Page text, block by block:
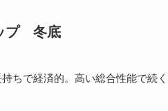
プ 冬底
ちで経済的。高い総合性能で続く